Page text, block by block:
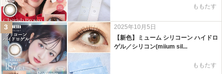
ももたす
3
2025年10月5日
【新色】ミューム シリコーン ハイドロ
ゲル／シリコン(miium sil...
ももたす